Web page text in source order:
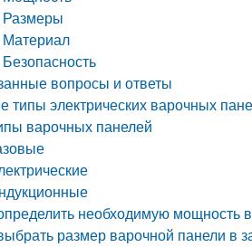
Размеры
Материал
вопросы и ответы
типы электрических варочных
варочных панелей
необходимую мощность
размер варочной панели в